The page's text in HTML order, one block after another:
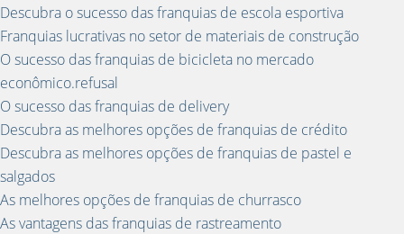
Descubra o sucesso das franquias de escola esportiva
Franquias lucrativas no setor de materiais de construção
O sucesso das franquias de bicicleta no mercado
econômico.refusal
O sucesso das franquias de delivery
Descubra as melhores opções de franquias de crédito
Descubra as melhores opções de franquias de pastel e
salgados
As melhores opções de franquias de churrasco
As vantagens das franquias de rastreamento